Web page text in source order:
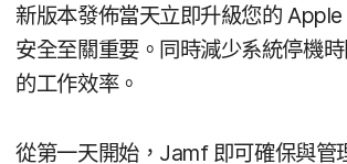
新版​本​發佈​當天​立即​升​級​您​的 Apple
安全​至​關​重要。​同時​減少​系統​停機​
的​工作​效率。
從​第一​天​開始， Jamf 即​可​確保​與​管